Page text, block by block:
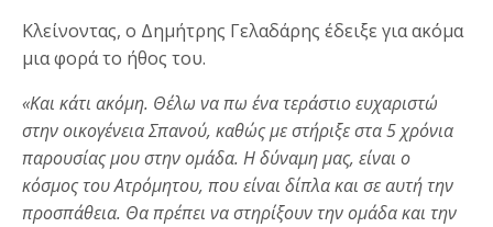
Κλείνοντας, ο Δημήτρης Γελαδάρης έδειξε για ακόμα
μια φορά το ήθος του.
«Και κάτι ακόμη. Θέλω να πω ένα τεράστιο ευχαριστώ
στην οικογένεια Σπανού, καθώς με στήριξε στα 5 χρόνια
παρουσίας μου στην ομάδα. Η δύναμη μας, είναι ο
κόσμος του Ατρόμητου, που είναι δίπλα και σε αυτή την
προσπάθεια. Θα πρέπει να στηρίξουν την ομάδα και την